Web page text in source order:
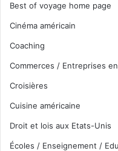
Best of voyage home page
Cinéma américain
Coaching
Commerces / Entreprises
Croisières
Cuisine américaine
Droit et lois aux Etats-Unis
Écoles / Enseignement /